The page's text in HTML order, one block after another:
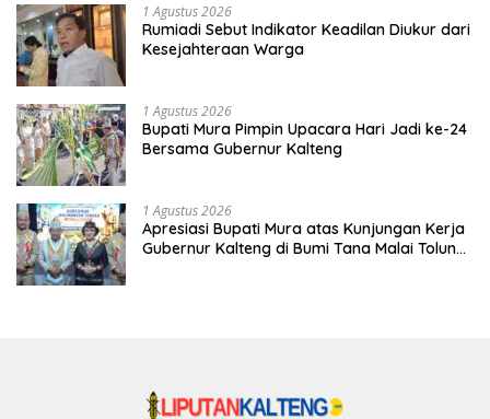
1 Agustus 2026
Rumiadi Sebut Indikator Keadilan Diukur dari
Kesejahteraan Warga
1 Agustus 2026
Bupati Mura Pimpin Upacara Hari Jadi ke-24
Bersama Gubernur Kalteng
1 Agustus 2026
Apresiasi Bupati Mura atas Kunjungan Kerja
Gubernur Kalteng di Bumi Tana Malai Tolung